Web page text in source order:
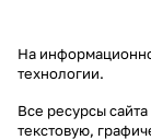
На
технологии.
Все ресурсы
текстовую,